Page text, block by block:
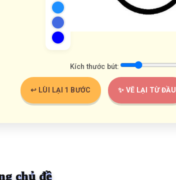
Kích thước bút:
↩️ LÙI LẠI 1 BƯỚC ✨ VẼ LẠI TỪ ĐẦU
chủ đề